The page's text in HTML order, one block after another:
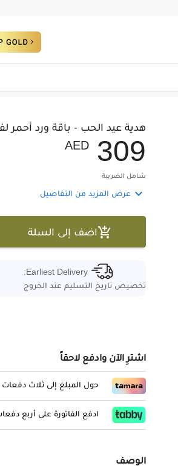
هدية عيد الحب - باقة ورد أحمر
AED 309
شامل الضريبة
 عرض المزيد من التفاصيل
اضف إلى السلة
Earliest Delivery:
تخصيص تاريخ التسليم عند الخروج
اشترِ الآن وادفع لاحقاً
حول المبلغ إلى ثلاث دفعات
ادفع الفاتورة على أربع
الوصف